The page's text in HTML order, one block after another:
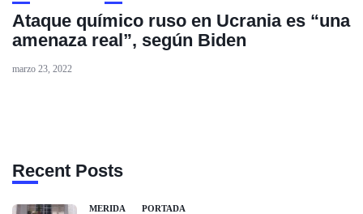
Ataque químico ruso en Ucrania es “una
amenaza real”, según Biden
marzo 23, 2022
Recent Posts
MÉRIDA PORTADA